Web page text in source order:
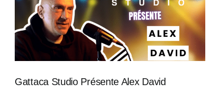
Gattaca Studio Présente Alex David